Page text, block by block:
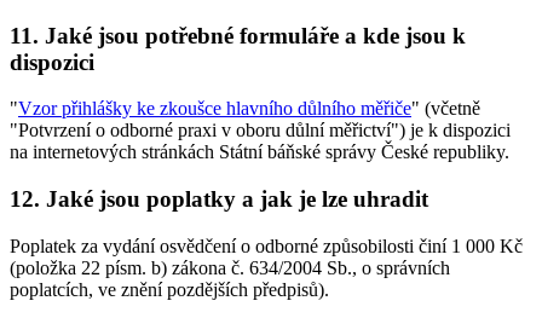
11. Jaké jsou potřebné formuláře a kde jsou k
dispozici
"Vzor přihlášky ke zkoušce hlavního důlního měřiče" (včetně
"Potvrzení o odborné praxi v oboru důlní měřictví") je k dispozici
na internetových stránkách Státní báňské správy České republiky.
12. Jaké jsou poplatky a jak je lze uhradit
Poplatek za vydání osvědčení o odborné způsobilosti činí 1 000 Kč
(položka 22 písm. b) zákona č. 634/2004 Sb., o správních
poplatcích, ve znění pozdějších předpisů).